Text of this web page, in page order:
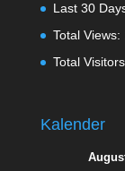
Last 30
Total Views:
Total
Kalender